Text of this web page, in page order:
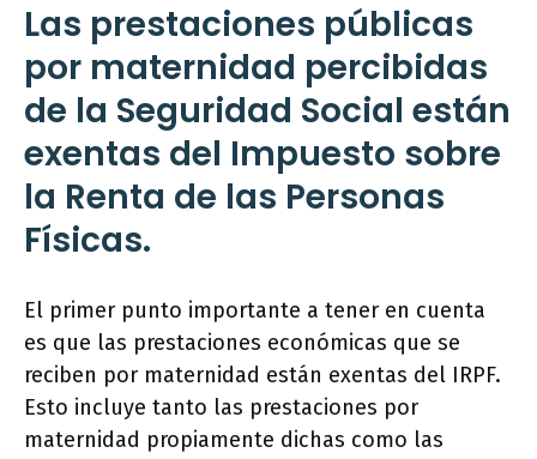
Las prestaciones públicas
por maternidad percibidas
de la Seguridad Social están
exentas del Impuesto sobre
la Renta de las Personas
Físicas.
El primer punto importante a tener en cuenta
es que las prestaciones económicas que se
reciben por maternidad están exentas del IRPF.
Esto incluye tanto las prestaciones por
maternidad propiamente dichas como las